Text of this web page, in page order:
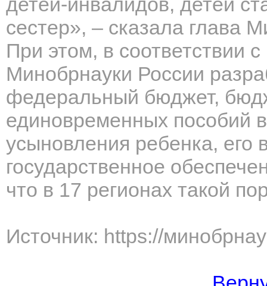
сестер», – сказала глава
При этом, в соответствии
Минобрнауки России
федеральный бюджет,
единовременных пособий
усыновления ребенка, его
государственное
что в 17 регионах такой
Источник: https://